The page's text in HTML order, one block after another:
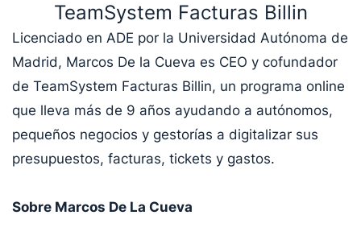
TeamSystem Facturas Billin
Licenciado en ADE por la Universidad Autónoma de
Madrid, Marcos De la Cueva es CEO y cofundador
de TeamSystem Facturas Billin, un programa online
que lleva más de 9 años ayudando a autónomos,
pequeños negocios y gestorías a digitalizar sus
presupuestos, facturas, tickets y gastos.
Sobre Marcos De La Cueva